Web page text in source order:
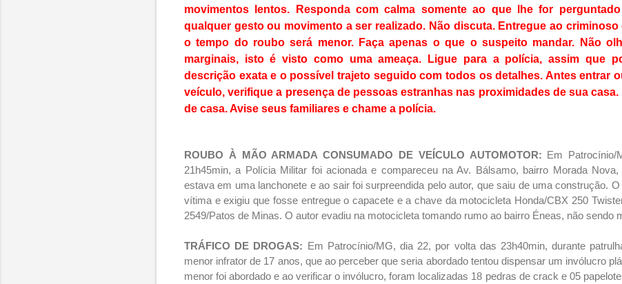
movimentos lentos. Responda com calma somente ao que lhe for
qualquer gesto ou movimento a ser realizado. Não discuta. Entregue ao criminoso
o tempo do roubo será menor. Faça apenas o que o suspeito mandar. Não
marginais, isto é visto como uma ameaça. Ligue para a polícia, assim que
descrição exata e o possível trajeto seguido com todos os detalhes. Antes entrar
veículo, verifique a presença de pessoas estranhas nas proximidades de sua casa.
de casa. Avise seus familiares e chame a polícia.
ROUBO À MÃO ARMADA CONSUMADO DE VEÍCULO AUTOMOTOR: Em Patrocínio/
21h45min, a Polícia Militar foi acionada e compareceu na Av. Bálsamo, bairro Morada
estava em uma lanchonete e ao sair foi surpreendida pelo autor, que saiu de uma construção.
vítima e exigiu que fosse entregue o capacete e a chave da motocicleta Honda/CBX 250
2549/Patos de Minas. O autor evadiu na motocicleta tomando rumo ao bairro Éneas, não sendo
TRÁFICO DE DROGAS: Em Patrocínio/MG, dia 22, por volta das 23h40min, durante
menor infrator de 17 anos, que ao perceber que seria abordado tentou dispensar um invólucro
menor foi abordado e ao verificar o invólucro, foram localizadas 18 pedras de crack e 05